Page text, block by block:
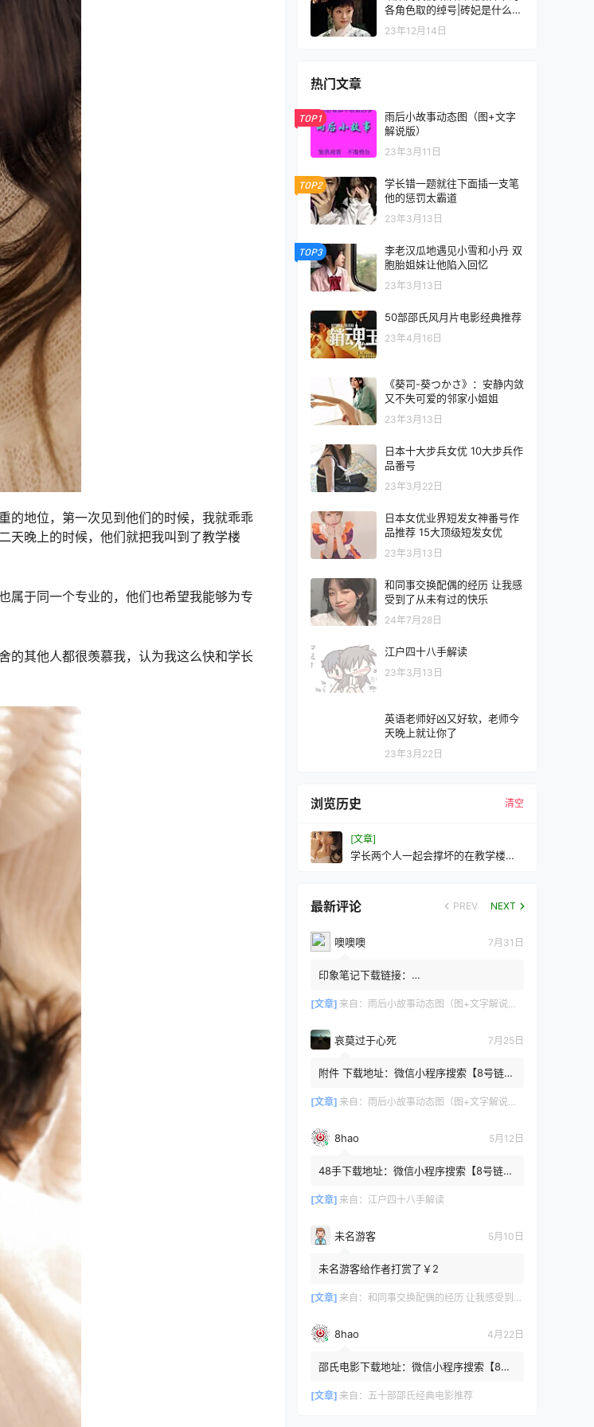
的地位，第一次见到他们的时候，我就乖乖
天晚上的时候，他们就把我叫到了教学楼
属于同一个专业的，他们也希望我能够为专
的其他人都很羡慕我，认为我这么快和学长
各角色取的绰号|砖妃是什么意
思？砖妃是什么梗？
23年12月14日
热门文章
TOP1
雨后小故事动态图（图+文字
解说版）
23年3月11日
TOP2
学长错一题就往下面插一支笔
他的惩罚太霸道
23年3月13日
TOP3
李老汉瓜地遇见小雪和小丹 双
胞胎姐妹让他陷入回忆
23年3月13日
50部邵氏风月片电影经典推荐
23年4月16日
《葵司-葵つかさ》：安静内敛
又不失可爱的邻家小姐姐
23年3月13日
日本十大步兵女优 10大步兵作
品番号
23年3月22日
日本女优业界短发女神番号作
品推荐 15大顶级短发女优
23年3月13日
和同事交换配偶的经历 让我感
受到了从未有过的快乐
24年7月28日
江户四十八手解读
23年3月13日
英语老师好凶又好软，老师今
天晚上就让你了
23年3月22日
浏览历史 清空
[文章]
学长两个人一起会撑坏的在教学楼里
最新评论 PREV NEXT
噢噢噢 7月31日
印象笔记下载链接：
[文章] 来自： 雨后小故事动态图（图+文字解说版）
哀莫过于心死 7月25日
附件 下载地址：微信小程序搜索【8号链
或保存下方二维码微信里...
[文章] 来自： 雨后小故事动态图（图+文字解说版）
8hao 5月12日
48手下载地址：微信小程序搜索【8号链
或保存下方二维码微信里识别
[文章] 来自： 江户四十八手解读
未名游客 5月10日
未名游客给作者打赏了￥2
[文章] 来自： 和同事交换配偶的经历 让我感受到了从未有过的快乐
8hao 4月22日
邵氏电影下载地址：微信小程序搜索【8号
令或保存下方二维码微...
[文章] 来自： 五十部邵氏经典电影推荐